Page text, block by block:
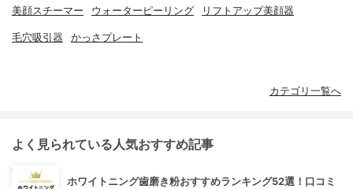
美顔スチーマー ウォーターピーリング リフトアップ美顔器
毛穴吸引器 かっさプレート
カテゴリ一覧へ
よく見られている人気おすすめ記事
ホワイトニング歯磨き粉おすすめランキング52選！口コミ